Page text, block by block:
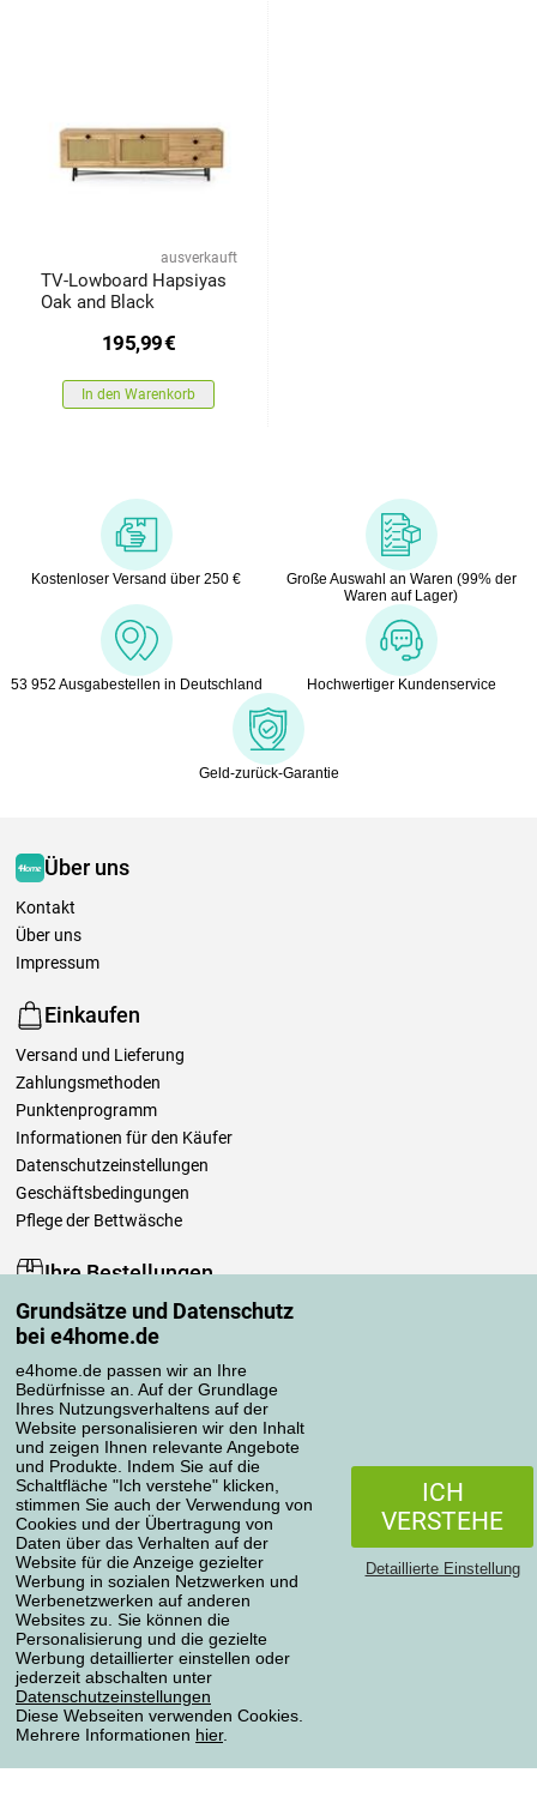
Grundsätze und Datenschutz
bei e4home.de
e4home.de passen wir an Ihre
Bedürfnisse an. Auf der Grundlage
Ihres Nutzungsverhaltens auf der
Website personalisieren wir den Inhalt
und zeigen Ihnen relevante Angebote
und Produkte. Indem Sie auf die
Schaltfläche "Ich verstehe" klicken,
stimmen Sie auch der Verwendung von
Cookies und der Übertragung von
Daten über das Verhalten auf der
Website für die Anzeige gezielter
Werbung in sozialen Netzwerken und
Werbenetzwerken auf anderen
Websites zu. Sie können die
Personalisierung und die gezielte
Werbung detaillierter einstellen oder
jederzeit abschalten unter
Datenschutzeinstellungen
Diese Webseiten verwenden Cookies.
Mehrere Informationen hier.
ICH
VERSTEHE
Detaillierte Einstellung
ausverkauft
TV-Lowboard Hapsiyas
Oak and Black
195,99€
In den Warenkorb
Kostenloser Versand über 250 €
Große Auswahl an Waren (99% der
Waren auf Lager)
53 952 Ausgabestellen in Deutschland Hochwertiger Kundenservice
Geld-zurück-Garantie
Über uns
Kontakt
Über uns
Impressum
Einkaufen
Versand und Lieferung
Zahlungsmethoden
Punktenprogramm
Informationen für den Käufer
Datenschutzeinstellungen
Geschäftsbedingungen
Pflege der Bettwäsche
Ihre Bestellungen
Mein Konto
Bestellübersicht
Reklamationen
Widerrufsbelehrung
Einfach mehr wissen
Richtlinien zur Verarbeitung von Bewertungen
Transportarten
Zahlungsmethoden
Zuverlässiger Shop